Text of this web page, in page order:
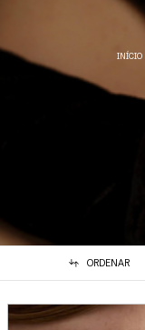
INÍCIO
ORDENAR